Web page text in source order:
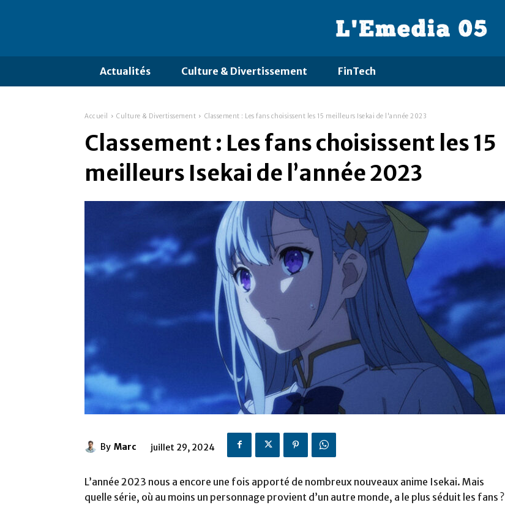
Actualités Culture & Divertissement FinTech
Accueil Culture & Divertissement Classement : Les fans choisissent les 15 meilleurs Isekai de l'année 2023
Classement : Les fans choisissent les 15
meilleurs Isekai de l’année 2023
By Marc juillet 29, 2024
L’année 2023 nous a encore une fois apporté de nombreux nouveaux anime Isekai. Mais
quelle série, où au moins un personnage provient d’un autre monde, a le plus séduit les fans ?